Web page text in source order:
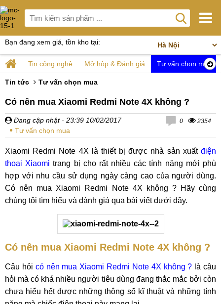
Bạn đang xem giá, tồn kho tại:
Tin công nghệ Mở hộp & Đánh giá Tư vấn chọn mua
Tin tức Tư vấn chọn mua
Có nên mua Xiaomi Redmi Note 4X không ?
Đang cập nhật - 23:39 10/02/2017
Tư vấn chọn mua
0 2354
Xiaomi Redmi Note 4X là thiết bị được nhà sản xuất điện
thoại Xiaomi trang bị cho rất nhiều các tính năng mới phù
hợp với nhu cầu sử dụng ngày càng cao của người dùng.
Có nên mua Xiaomi Redmi Note 4X không ? Hãy cùng
chúng tôi tìm hiểu và đánh giá qua bài viết dưới đây.
Có nên mua Xiaomi Redmi Note 4X không ?
Câu hỏi có nên mua Xiaomi Redmi Note 4X không ? là câu
hỏi mà có khá nhiều người tiêu dùng đang thắc mắc bởi còn
chưa hiểu hết được những thông số kĩ thuật và những tính